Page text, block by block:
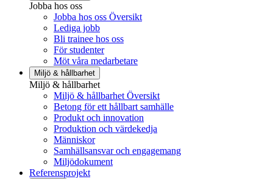
Jobba hos oss
Jobba hos oss Översikt
Lediga jobb
Bli trainee hos oss
För studenter
Möt våra medarbetare
Miljö & hållbarhet
Miljö & hållbarhet
Miljö & hållbarhet Översikt
Betong för ett hållbart samhälle
Produkt och innovation
Produktion och värdekedja
Människor
Samhällsansvar och engagemang
Miljödokument
Referensprojekt